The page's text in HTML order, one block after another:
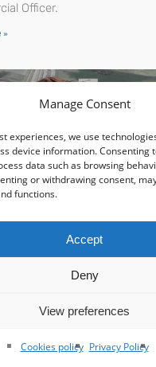
Manage Consent
experiences, we use
device information. Consenting
data such as browsing
or withdrawing consent,
functions.
Accept
Deny
View preferences
Cookies policy Privacy Policy
Officer.
»
CN plan Calgary
facility
a Quebec-based cold
has announced plans to
Rocky View County just